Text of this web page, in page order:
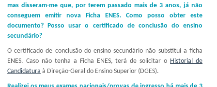
mas disseram-me que, por terem passado mais de 3 anos, já não
conseguem emitir nova Ficha ENES. Como posso obter este
documento? Posso usar o certificado de conclusão do ensino
secundário?
O certificado de conclusão do ensino secundário não substitui a ficha
ENES. Caso não tenha a Ficha ENES, terá de solicitar o Historial de
Candidatura à Direção-Geral do Ensino Superior (DGES).